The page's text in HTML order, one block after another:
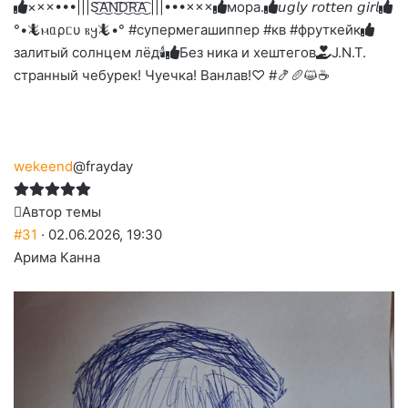
×××•••|||S͜͡A͜͡N͜͡D͜͡R͜͡A͜͡ |||•••×××
мора.
𝘶𝘨𝘭𝘺 𝘳𝘰𝘵𝘵𝘦𝘯 𝘨𝘪𝘳𝘭
°•🦎ⲙᥲρᥴυ ⲃ𐔤🦎•° #супермегашиппер #кв #фруткейк
залитый солнцем лёд🕯
Без ника и хештегов
J.N.T.
странный чебурек! Чуечка! Ванлав!♡ #🍤🥖😺☕
wekeend@frayday
Автор темы
#31 · 02.06.2026, 19:30
Арима Канна